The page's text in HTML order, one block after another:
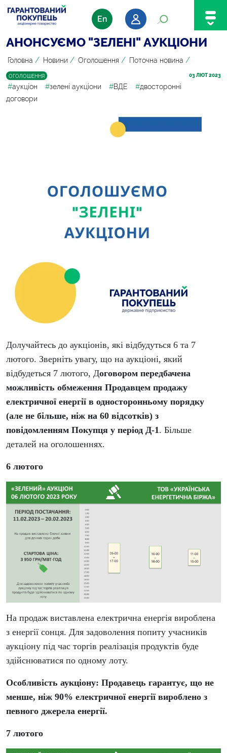
En
АНОНСУЄМО "ЗЕЛЕНІ" АУКЦІОНИ
Головна / Новини / Оголошення / Поточна новина /
ОГОЛОШЕННЯ
#аукціон #зелені аукціони #ВДЕ #двосторонні
договори
03 ЛЮТ 2023
Долучайтесь до аукціонів, які відбудуться 6 та 7
лютого. Зверніть увагу, що на аукціоні, який
відбудеться 7 лютого, Договором передбачена
можливість обмеження Продавцем продажу
електричної енергії в односторонньому порядку
(але не більше, ніж на 60 відсотків) з
повідомленням Покупця у період Д-1. Більше
деталей на оголошеннях.
6 лютого
На продаж виставлена електрична енергія вироблена
з енергії сонця. Для задоволення попиту учасників
аукціону під час торгів реалізація продуктів буде
здійснюватися по одному лоту.
Особливість аукціону: Продавець гарантує, що не
менше, ніж 90% електричної енергії вироблено з
певного джерела енергії.
7 лютого